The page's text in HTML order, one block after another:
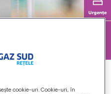
cereri racordare
Urgențe
cookie-uri. Cookie-uri, în